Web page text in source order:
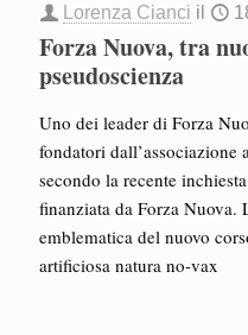
Lorenza Cianci il
Forza Nuova, tra
pseudoscienza
Uno dei leader di Forza
fondatori
secondo la recente
finanziata da Forza Nuova.
emblematica del nuovo
artificiosa natura no-vax